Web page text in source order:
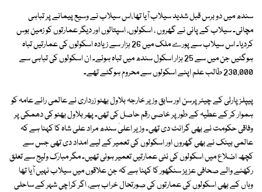
سندھ میں دو برس قبل شدید سیلاب آیا تھا،اس سیلاب نے وسیع پیمانے پر تباہی
مچائی۔ سیلاب کے پانی نے گھروں ، اسکولوں، اسپتالوں اور دیگر عمارتوں کو زمین بوس
کردیا۔ اس سیلاب سے پورے ملک میں 26 ہزار سے زیادہ اسکولوں کی عمارتیں تباہ
ہوگئیں جن میں سے 25 ہزار اسکول سندھ میں تباہ ہوئے۔ ان اسکولوں کی تباہی سے
230,000 طالب علم اپنے اسکولوں سے محروم ہوگئے تھے۔
پیپلز پارٹی کے چیئرپرسن اور سابق وزیر خارجہ بلاول بھٹو زرداری نے عالمی رائے عامہ کو
ہموار کر کے عطیہ کے طور پر خاصی رقم حاصل کی تھی۔ پھر بلاول بھٹو کی دھمکی پر
وفاقی حکومت نے بھی گرانٹ دی تھی۔ وزیر اعلیٰ سندھ مراد علی شاہ کا کہنا ہے کہ
عالمی بینک نے بھی گھروں اور اسکولوں کی تعمیر کے لیے امداد دی تھی جس سے
کچھ اضلاع میں اسکولوں کی نئی عمارتیں تعمیر ہوئی تھیں۔ مگر مبارک ولیج سے تعلق
رکھنے والے صحافی عزیز سنگھور کا کہنا ہے کہ جن علاقوں میں سیلاب نہیں آیا تھا
وہاں کے بھی اسکولوں کی عمارتوں کی صورتحال خراب ہے، اگر کراچی شہر کے ساحلی